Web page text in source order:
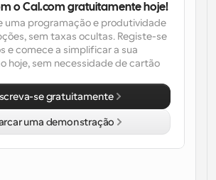
potenciado com chamadas
impulsionadas por IA
agendamento e lembretes
atualizado com as últimas notícias e
o Cal.com gratuitamente hoje!
uma programação e produtividade
sem taxas ocultas. Registe-se
e comece a simplificar a sua
hoje, sem necessidade de cartão
se gratuitamente
uma demonstração